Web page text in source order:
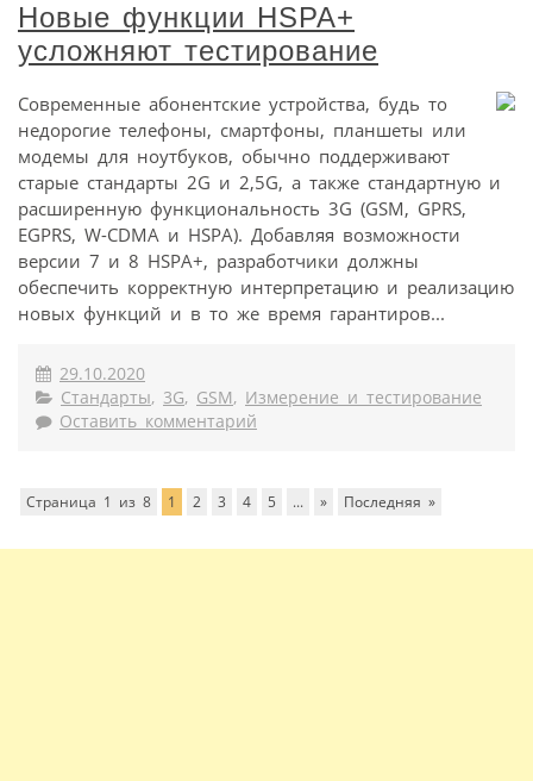
Новые функции HSPA+
усложняют тестирование
Современные абонентские устройства, будь то
недорогие телефоны, смартфоны, планшеты или
модемы для ноутбуков, обычно поддерживают
старые стандарты 2G и 2,5G, а также стандартную и
расширенную функциональность 3G (GSM, GPRS,
EGPRS, W-CDMA и HSPA). Добавляя возможности
версии 7 и 8 HSPA+, разработчики должны
обеспечить корректную интерпретацию и реализацию
новых функций и в то же время гарантиров...
29.10.2020
Стандарты, 3G, GSM, Измерение и тестирование
Оставить комментарий
Страница 1 из 8 1 2 3 4 5 ... » Последняя »